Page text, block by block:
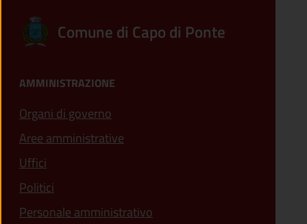
Comune di Capo di Ponte
AMMINISTRAZIONE
Organi di governo
Aree amministrative
Uffici
Politici
Personale amministrativo